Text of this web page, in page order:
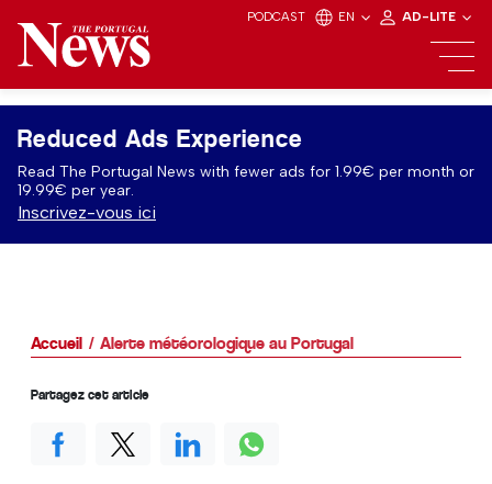
PODCAST EN AD-LITE
Reduced Ads Experience
Read The Portugal News with fewer ads for 1.99€ per month or
19.99€ per year.
Inscrivez-vous ici
Accueil Alerte météorologique au Portugal
Partagez cet article